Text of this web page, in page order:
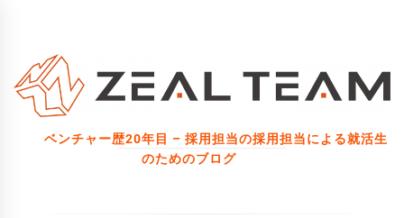
ン
ベンチャー歴20年目 – 採用担当の採用担当による就活生
のためのブログ